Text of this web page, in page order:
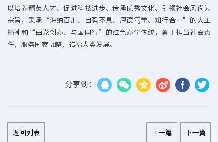
以培养精英人才、促进科技进步、传承优秀文化、引领社会风尚为
宗旨，秉承“海纳百川、自强不息、厚德笃学、知行合一”的大工
精神和“由党创办、与国同行”的红色办学传统，勇于担当社会责
任，服务国家战略，造福人类发展。
分享到：
返回列表 上一篇 下一篇